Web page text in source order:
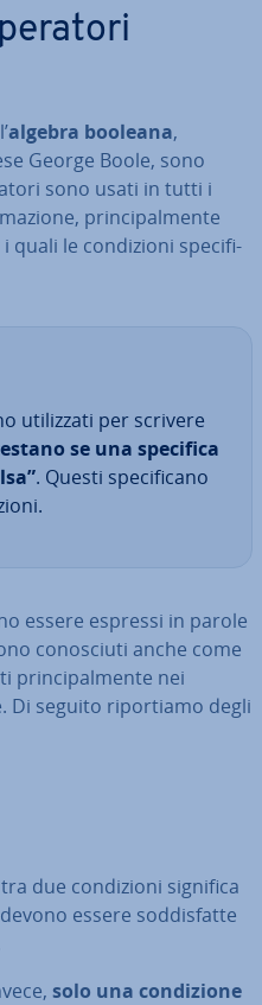
algebra booleana,
George Boole, sono
sono usati in tutti i
prin­ci­pal­men­te
quali le con­di­zio­ni spe­ci­fi­
uti­liz­za­ti per scrivere
se una specifica
. Questi spe­ci­fi­ca­no
essere espressi in parole
co­no­sciu­ti anche come
prin­ci­pal­men­te nei
Di seguito ri­por­tia­mo degli
tra due con­di­zio­ni significa
devono essere sod­di­sfat­te
solo una con­di­zio­ne